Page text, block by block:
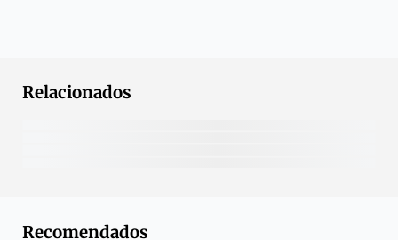
Relacionados
Recomendados